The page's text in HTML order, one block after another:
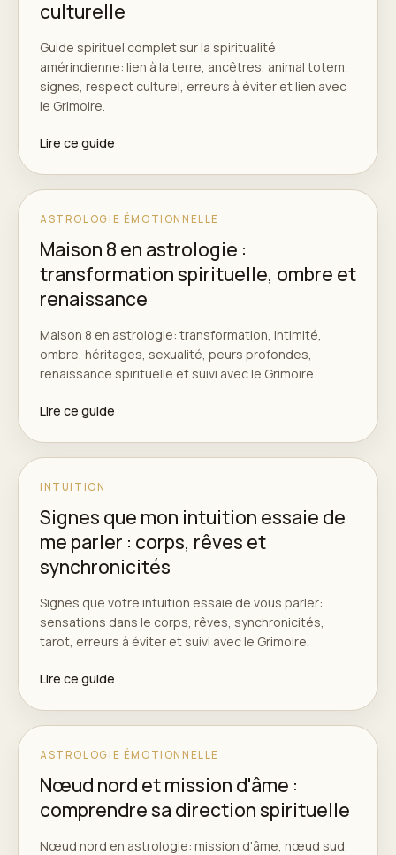
culturelle
Guide spirituel complet sur la spiritualité
amérindienne: lien à la terre, ancêtres, animal totem,
signes, respect culturel, erreurs à éviter et lien avec
le Grimoire.
Lire ce guide
ASTROLOGIE ÉMOTIONNELLE
Maison 8 en astrologie :
transformation spirituelle, ombre et
renaissance
Maison 8 en astrologie: transformation, intimité,
ombre, héritages, sexualité, peurs profondes,
renaissance spirituelle et suivi avec le Grimoire.
Lire ce guide
INTUITION
Signes que mon intuition essaie de
me parler : corps, rêves et
synchronicités
Signes que votre intuition essaie de vous parler:
sensations dans le corps, rêves, synchronicités,
tarot, erreurs à éviter et suivi avec le Grimoire.
Lire ce guide
ASTROLOGIE ÉMOTIONNELLE
Nœud nord et mission d'âme :
comprendre sa direction spirituelle
Nœud nord en astrologie: mission d'âme, nœud sud,